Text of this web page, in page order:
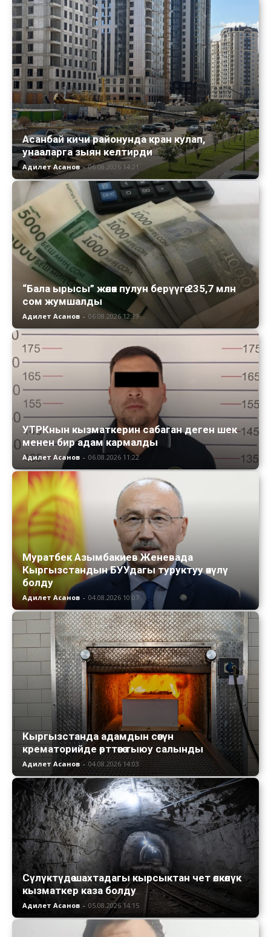
Асанбай кичи районунда кран кулап,
унааларга зыян келтирди
Адилет Асанов - 06.08.2026 14:21
“Бала ырысы” жөлөк пулун берүүгө 235,7 млн
сом жумшалды
Адилет Асанов - 06.08.2026 12:19
УТРКнын кызматкерин сабаган деген шек
менен бир адам кармалды
Адилет Асанов - 06.08.2026 11:22
Муратбек Азымбакиев Женевада
Кыргызстандын БУУдагы туруктуу өкүлү
болду
Адилет Асанов - 04.08.2026 10:07
Кыргызстанда адамдын сөөгүн
крематорийде өрттөөгө тыюу салынды
Адилет Асанов - 04.08.2026 14:03
Сүлүктүдө шахтадагы кырсыктан чет өлкөлүк
кызматкер каза болду
Адилет Асанов - 05.08.2026 14:15